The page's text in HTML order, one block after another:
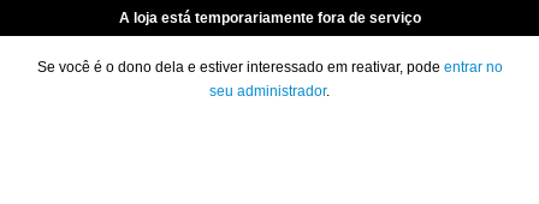
A loja está temporariamente fora de serviço
Se você é o dono dela e estiver interessado em reativar, pode entrar no
seu administrador.